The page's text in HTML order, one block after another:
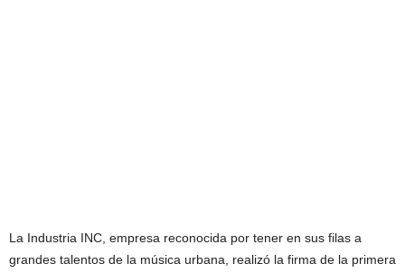
La Industria INC, empresa reconocida por tener en sus filas a
grandes talentos de la música urbana, realizó la firma de la primera